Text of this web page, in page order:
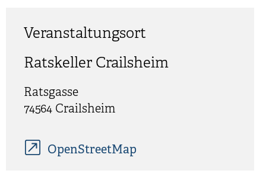
Veranstaltungsort
Ratskeller Crailsheim
Ratsgasse
74564 Crailsheim
OpenStreetMap